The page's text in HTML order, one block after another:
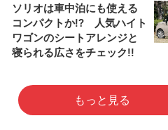
ソリオは車中泊にも使える
コンパクトか!? 人気ハイト
ワゴンのシートアレンジと
寝られる広さをチェック!!
もっと見る